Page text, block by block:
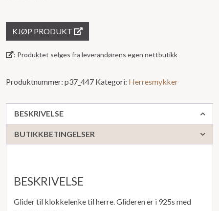
KJØP PRODUKT
: Produktet selges fra leverandørens egen nettbutikk
Produktnummer: p37_447 Kategori: Herresmykker
BESKRIVELSE
BUTIKKBETINGELSER
BESKRIVELSE
Glider til klokkelenke til herre. Glideren er i 925s med